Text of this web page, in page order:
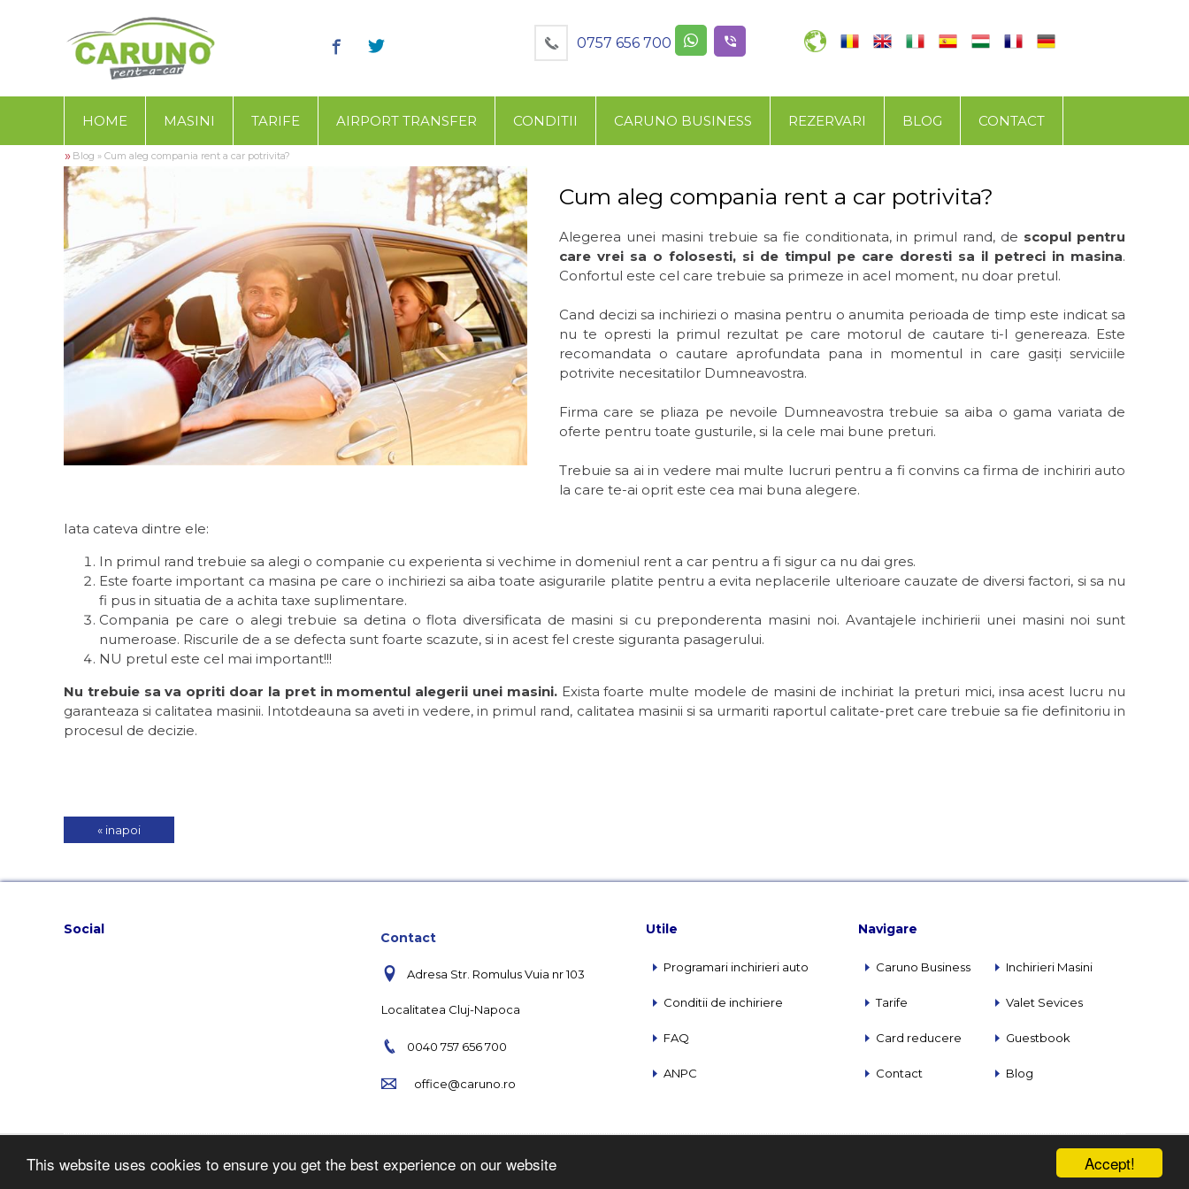
Accept!
This website uses cookies to ensure you get the best experience on our website
0757 656 700
HOME MASINI TARIFE AIRPORT TRANSFER CONDITII CARUNO BUSINESS REZERVARI BLOG CONTACT
» Blog » Cum aleg compania rent a car potrivita?
Cum aleg compania rent a car potrivita?
Alegerea unei masini trebuie sa fie conditionata, in primul rand, de scopul pentru
care vrei sa o folosesti, si de timpul pe care doresti sa il petreci in masina.
Confortul este cel care trebuie sa primeze in acel moment, nu doar pretul.
Cand decizi sa inchiriezi o masina pentru o anumita perioada de timp este indicat sa
nu te opresti la primul rezultat pe care motorul de cautare ti-l genereaza. Este
recomandata o cautare aprofundata pana in momentul in care gasiți serviciile
potrivite necesitatilor Dumneavostra.
Firma care se pliaza pe nevoile Dumneavostra trebuie sa aiba o gama variata de
oferte pentru toate gusturile, si la cele mai bune preturi.
Trebuie sa ai in vedere mai multe lucruri pentru a fi convins ca firma de inchiriri auto
la care te-ai oprit este cea mai buna alegere.
Iata cateva dintre ele:
In primul rand trebuie sa alegi o companie cu experienta si vechime in domeniul rent a car pentru a fi sigur ca nu dai gres.
Este foarte important ca masina pe care o inchiriezi sa aiba toate asigurarile platite pentru a evita neplacerile ulterioare cauzate de diversi factori, si sa nu
fi pus in situatia de a achita taxe suplimentare.
Compania pe care o alegi trebuie sa detina o flota diversificata de masini si cu preponderenta masini noi. Avantajele inchirierii unei masini noi sunt
numeroase. Riscurile de a se defecta sunt foarte scazute, si in acest fel creste siguranta pasagerului.
NU pretul este cel mai important!!!
Nu trebuie sa va opriti doar la pret in momentul alegerii unei masini. Exista foarte multe modele de masini de inchiriat la preturi mici, insa acest lucru nu
garanteaza si calitatea masinii. Intotdeauna sa aveti in vedere, in primul rand, calitatea masinii si sa urmariti raportul calitate-pret care trebuie sa fie definitoriu in
procesul de decizie.
« inapoi
Social
Contact
Adresa Str. Romulus Vuia nr 103
Localitatea Cluj-Napoca
0040 757 656 700
office@caruno.ro
Utile
Programari inchirieri auto
Conditii de inchiriere
FAQ
ANPC
Navigare
Caruno Business
Tarife
Card reducere
Contact
Inchirieri Masini
Valet Sevices
Guestbook
Blog
Cum aleg compania rent a car potrivita?